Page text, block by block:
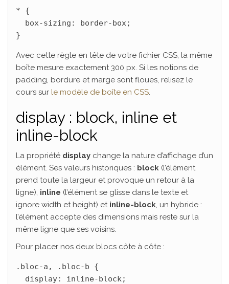
* {
  box-sizing: border-box;
}
Avec cette règle en tête de votre fichier CSS, la même
boîte mesure exactement 300 px. Si les notions de
padding, bordure et marge sont floues, relisez le
cours sur le modèle de boîte en CSS.
display : block, inline et
inline-block
La propriété display change la nature d’affichage d’un
élément. Ses valeurs historiques : block (l’élément
prend toute la largeur et provoque un retour à la
ligne), inline (l’élément se glisse dans le texte et
ignore width et height) et inline-block, un hybride :
l’élément accepte des dimensions mais reste sur la
même ligne que ses voisins.
Pour placer nos deux blocs côte à côte :
.bloc-a, .bloc-b {
  display: inline-block;